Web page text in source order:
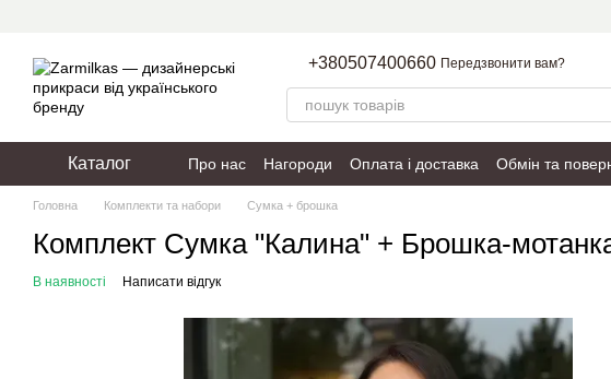
+380507400660 Передзвонити вам?
Каталог Про нас Нагороди Оплата і доставка Обмін та
Пакування
Політика конфіденційності Публічний
Головна Комплекти та набори Сумка + брошка
Комплект Сумка "Калина" + Брошка-
В наявності Написати відгук